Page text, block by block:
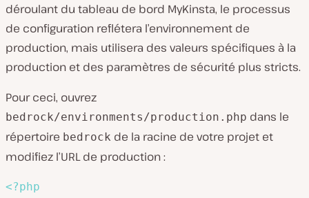
déroulant du tableau de bord MyKinsta, le processus
de configuration reflétera l’environnement de
production, mais utilisera des valeurs spécifiques à la
production et des paramètres de sécurité plus stricts.
Pour ceci, ouvrez
bedrock/environments/production.php dans le
répertoire bedrock de la racine de votre projet et
modifiez l’URL de production :
<?php